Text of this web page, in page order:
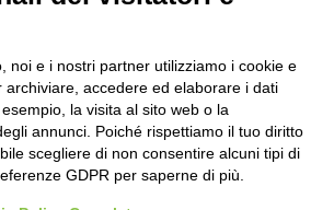
il prolungamento
comunità, la storia, il
in fisica
noi e i nostri partner utilizziamo i cookie e
archiviare, accedere ed elaborare i dati
la visita al sito web o la
annunci. Poiché rispettiamo il tuo diritto
scegliere di non consentire alcuni tipi di
GDPR per saperne di più.